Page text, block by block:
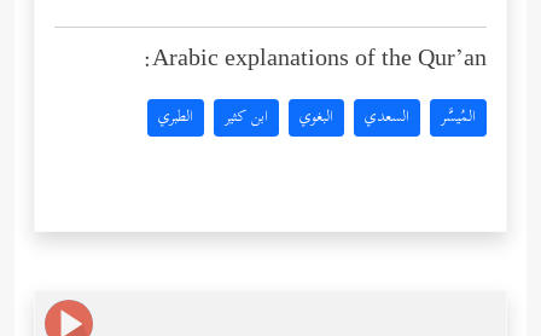
Arabic explanations of the Qur’an:
المُيسَّر السعدي البغوي ابن كثير الطبري